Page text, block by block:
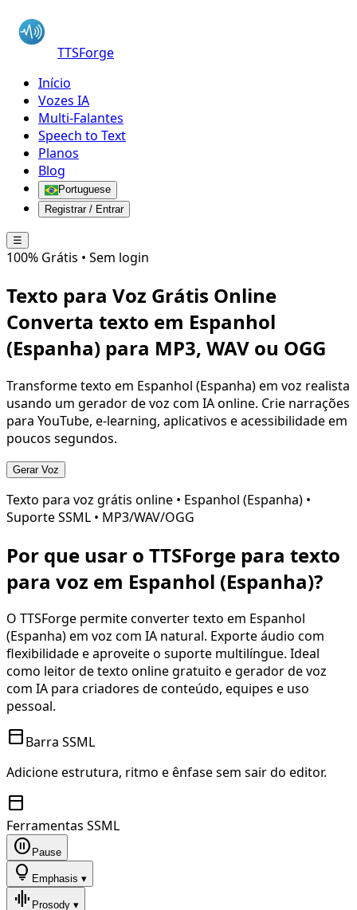
TTSForge
Início
Vozes IA
Multi-Falantes
Speech to Text
Planos
Blog
Portuguese
Registrar / Entrar
☰
100% Grátis • Sem login
Texto para Voz Grátis Online
Converta texto em Espanhol
(Espanha) para MP3, WAV ou OGG
Transforme texto em Espanhol (Espanha)em voz realista
usando um gerador de voz com IA online. Crie narrações
para YouTube, e-learning, aplicativos e acessibilidade em
poucos segundos.
Gerar Voz
Texto para voz grátis online • Espanhol (Espanha) •
Suporte SSML • MP3/WAV/OGG
Por que usar o TTSForge para texto
para voz em Espanhol (Espanha)?
O TTSForge permite converter texto em Espanhol
(Espanha)em voz com IA natural. Exporte áudio com
flexibilidade e aproveite o suporte multilíngue. Ideal
como leitor de texto online gratuito e gerador de voz
com IA para criadores de conteúdo, equipes e uso
pessoal.
toolbarBarra SSML
Adicione estrutura, ritmo e ênfase sem sair do editor.
toolbar
Ferramentas SSML
pause_circle Pause
lightbulb Emphasis ▾
graphic_eq Prosody ▾